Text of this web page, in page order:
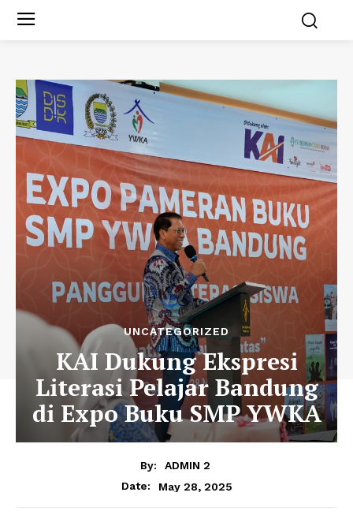
UNCATEGORIZED
KAI Dukung Ekspresi
Literasi Pelajar Bandung
di Expo Buku SMP YWKA
By:
ADMIN 2
Date:
May 28, 2025